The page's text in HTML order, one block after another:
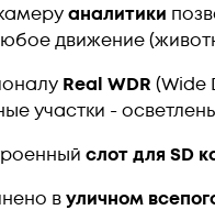
аналитики
движение
Real WDR (Wide
участки -
слот для SD
вуличном